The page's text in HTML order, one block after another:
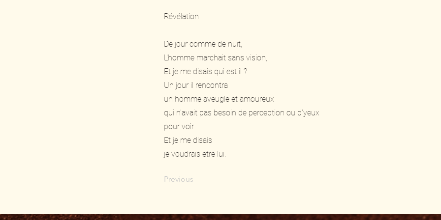
Révélation
De jour comme de nuit,
L'homme marchait sans vision,
Et je me disais qui est il ?
Un jour il rencontra
un homme aveugle et amoureux
qui n'avait pas besoin de perception ou d'yeux
pour voir
Et je me disais
je voudrais etre lui.
Previous